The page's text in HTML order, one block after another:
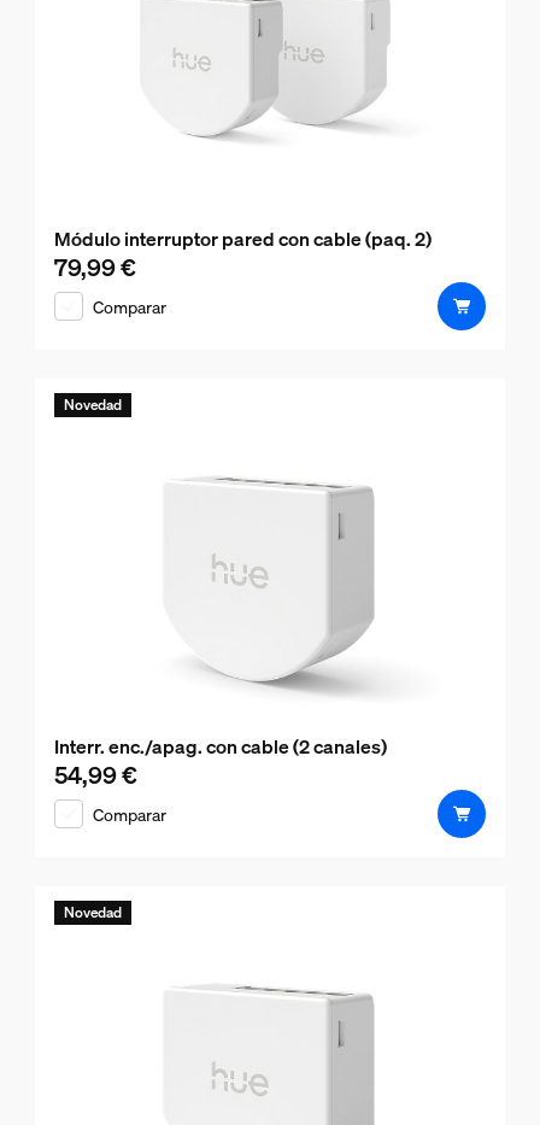
Módulo interruptor pared con cable (paq. 2)
El precio actual es 79,99 €
79,99 €
Comparar
Novedad
Interr. enc./apag. con cable (2 canales)
El precio actual es 54,99 €
54,99 €
Comparar
Novedad